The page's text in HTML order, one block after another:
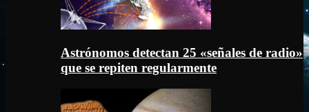
Astrónomos detectan 25 «señales de radio»
que se repiten regularmente